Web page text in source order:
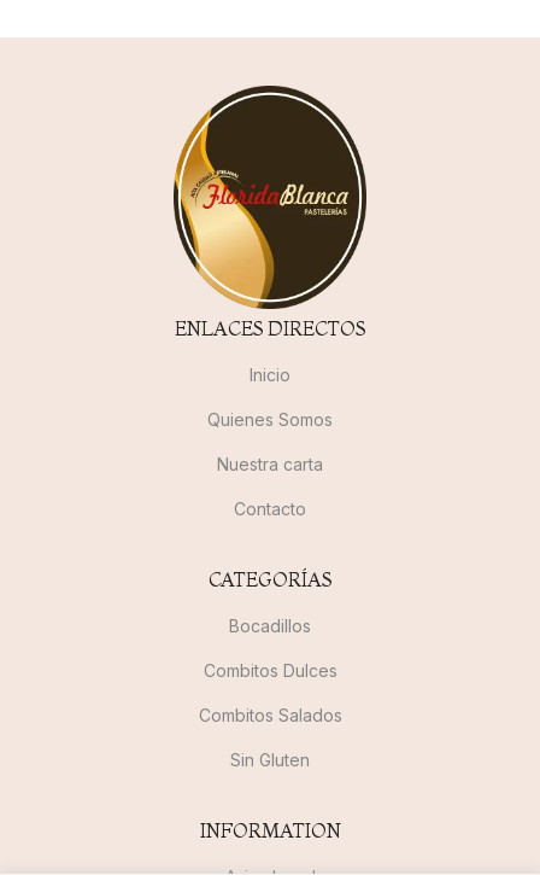
ENLACES DIRECTOS
Inicio
Quienes Somos
Nuestra carta
Contacto
CATEGORÍAS
Bocadillos
Combitos Dulces
Combitos Salados
Sin Gluten
INFORMATION